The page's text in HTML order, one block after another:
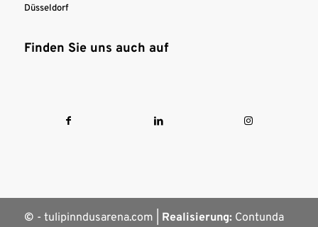
Düsseldorf
Finden Sie uns auch auf
© - tulipinndusarena.com | Realisierung: Contunda